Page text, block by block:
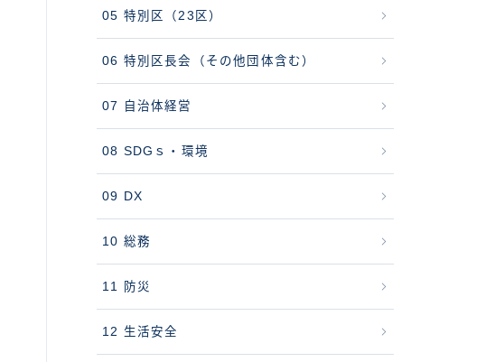
05 特別区（23区）
06 特別区長会（その他団体含む）
07 自治体経営
08 SDGｓ・環境
09 DX
10 総務
11 防災
12 生活安全